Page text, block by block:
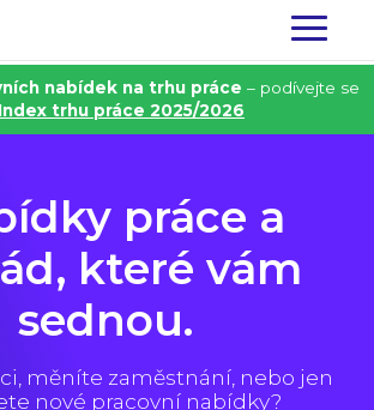
nabídek na trhu práce – podívejte se
Index trhu práce 2025/2026
práce a
které vám
sednou.
měníte zaměstnání, nebo jen
nové pracovní nabídky?